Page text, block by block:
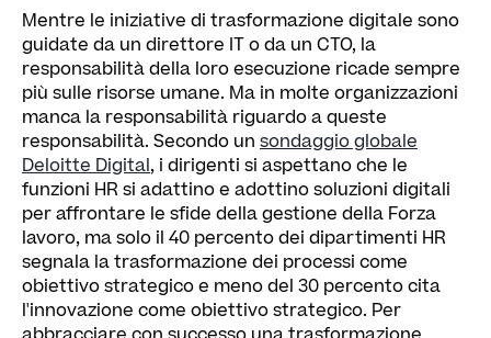
Mentre le iniziative di trasformazione digitale sono
guidate da un direttore IT o da un CTO, la
responsabilità della loro esecuzione ricade sempre
più sulle risorse umane. Ma in molte organizzazioni
manca la responsabilità riguardo a queste
responsabilità. Secondo un sondaggio globale
Deloitte Digital, i dirigenti si aspettano che le
funzioni HR si adattino e adottino soluzioni digitali
per affrontare le sfide della gestione della Forza
lavoro, ma solo il 40 percento dei dipartimenti HR
segnala la trasformazione dei processi come
obiettivo strategico e meno del 30 percento cita
l'innovazione come obiettivo strategico. Per